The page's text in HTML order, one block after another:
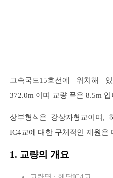
고속국도15호선에 위치해
372.0m 이며 교량 폭은 8.5m 입
상부형식은 강상자형교이며,
IC4교에 대한 구체적인 제원은
1. 교량의 개요